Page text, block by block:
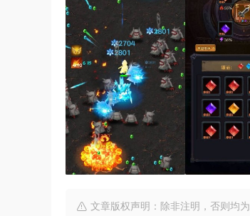
文章版权声明：除非注明，否则均为